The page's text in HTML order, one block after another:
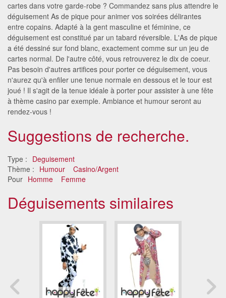
cartes dans votre garde-robe ? Commandez sans plus attendre le
déguisement As de pique pour animer vos soirées délirantes
entre copains. Adapté à la gent masculine et féminine, ce
déguisement est constitué par un tabard réversible. L'As de pique
a été dessiné sur fond blanc, exactement comme sur un jeu de
cartes normal. De l'autre côté, vous retrouverez le dix de coeur.
Pas besoin d'autres artifices pour porter ce déguisement, vous
n'aurez qu'à enfiler une tenue normale en dessous et le tour est
joué ! Il s'agit de la tenue idéale à porter pour assister à une fête
à thème casino par exemple. Ambiance et humour seront au
rendez-vous !
Suggestions de recherche.
Type : Deguisement
Thème : Humour
Casino/Argent
Pour Homme Femme
Déguisements similaires